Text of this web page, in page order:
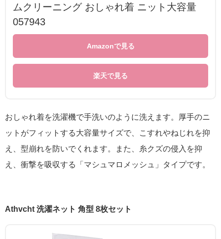
ムクリーニング おしゃれ着 ニット大容量
057943
Amazonで見る
楽天で見る
おしゃれ着を洗濯機で手洗いのように洗えます。厚手のニ
ットがフィットする大容量サイズで、こすれやねじれを抑
え、型崩れを防いでくれます。また、糸クズの侵入を抑
え、衝撃を吸収する「マシュマロメッシュ」タイプです。
Athvcht 洗濯ネット 角型 8枚セット